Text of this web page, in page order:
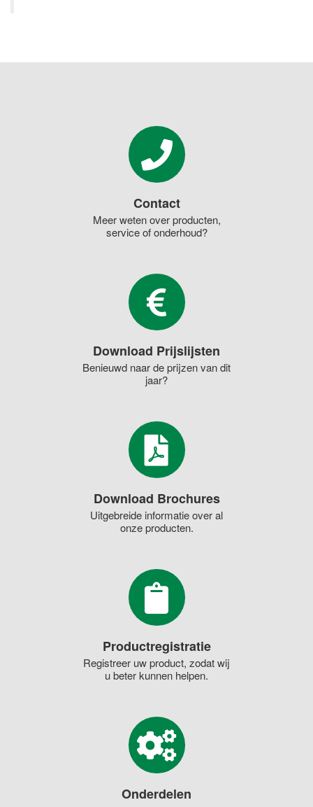
Contact
Meer weten over producten,
service of onderhoud?
Download Prijslijsten
Benieuwd naar de prijzen van dit
jaar?
Download Brochures
Uitgebreide informatie over al
onze producten.
Productregistratie
Registreer uw product, zodat wij
u beter kunnen helpen.
Onderdelen